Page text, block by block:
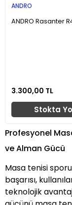
ANDRO
ANDRO Rasanter
3.300,00 TL
Stokta
Profesyonel
ve Alman Gücü
Masa tenisi
başarısı,
teknolojik